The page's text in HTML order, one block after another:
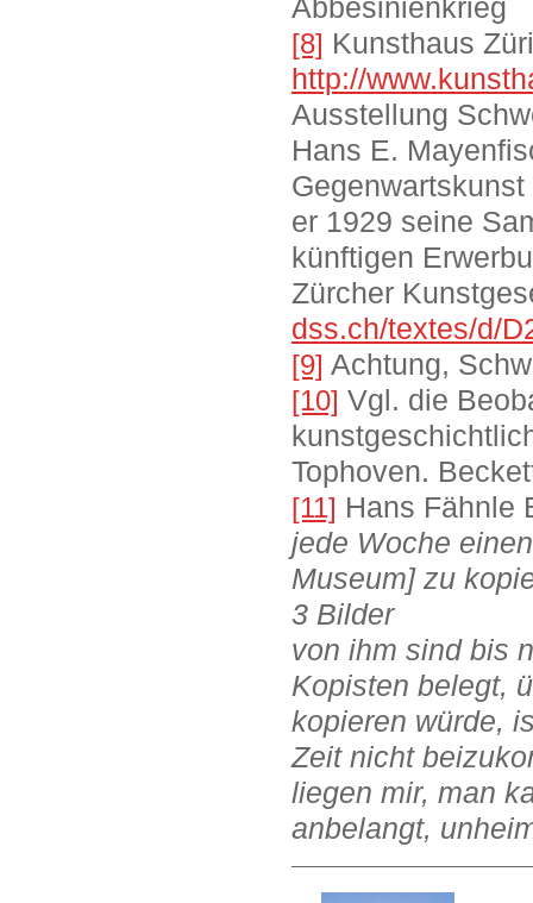
Abbesinienkrieg
[8] Kunsthaus
http://
Ausstellung
Hans E.
er 1929 seine
künftigen
Zürcher
dss.ch/textes/d/
[9] Achtung,
[10] Vgl. die
Tophoven.
[11] Hans
jede Woche
Museum] zu
3 Bilder
von ihm sind bis
Kopisten belegt,
kopieren würde,
Zeit nicht
liegen mir, man
anbelangt,